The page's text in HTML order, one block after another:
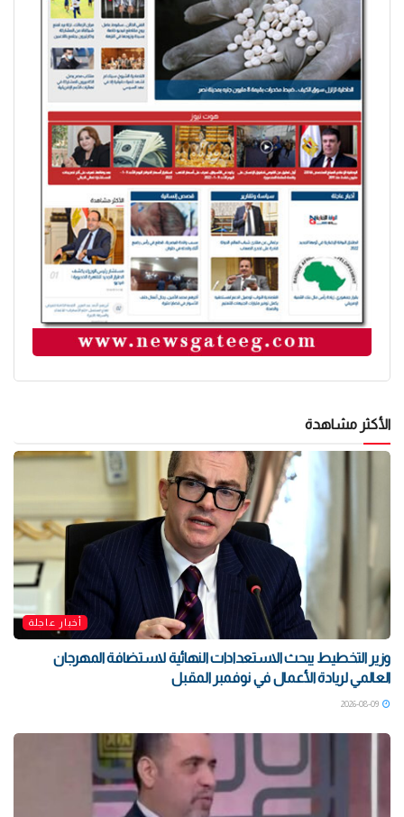
الأكثر مشاهدة
أخبار عاجلة
وزير التخطيط يبحث الاستعدادات النهائية لاستضافة المهرجان
العالمي لريادة الأعمال في نوفمبر المقبل